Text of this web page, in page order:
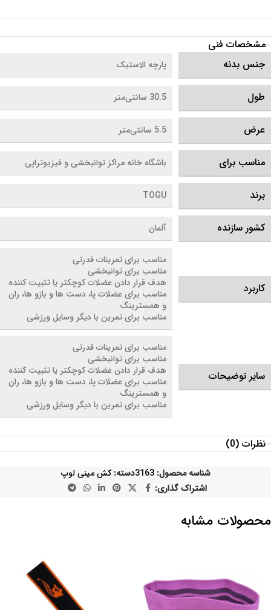
مشخصات فنی
جنس بدنه
پارچه الاستیک
طول 30.5 سانتی‌متر
عرض 5.5 سانتی‌متر
مناسب برای باشگاه خانه مراکز توانبخشی و فیزیوتراپی
برند TOGU
کشور سازنده آلمان
کاربرد
مناسب برای تمرینات قدرتی
مناسب برای توانبخشی
هدف قرار دادن عضلات کوچکتر یا تثبیت کننده
مناسب برای عضلات پا، دست ها و بازو ها، ران
و همسترینگ
مناسب برای تمرین با دیگر وسایل ورزشی
سایر توضیحات
مناسب برای تمرینات قدرتی
مناسب برای توانبخشی
هدف قرار دادن عضلات کوچکتر یا تثبیت کننده
مناسب برای عضلات پا، دست ها و بازو ها، ران
و همسترینگ
مناسب برای تمرین با دیگر وسایل ورزشی
نظرات (0)
شناسه محصول:3163دسته: کش مینی لوپ
اشتراک گذاری:
محصولات مشابه